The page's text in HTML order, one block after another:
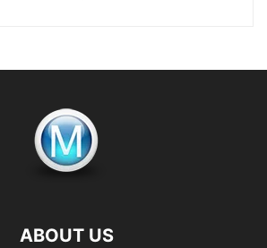
ABOUT US